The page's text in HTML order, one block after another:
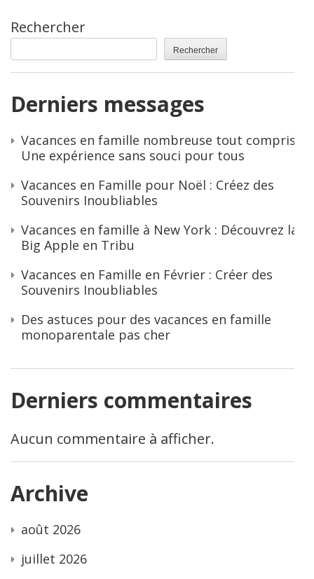
Rechercher
Rechercher
Derniers messages
Vacances en famille nombreuse tout compris :
Une expérience sans souci pour tous
Vacances en Famille pour Noël : Créez des
Souvenirs Inoubliables
Vacances en famille à New York : Découvrez la
Big Apple en Tribu
Vacances en Famille en Février : Créer des
Souvenirs Inoubliables
Des astuces pour des vacances en famille
monoparentale pas cher
Derniers commentaires
Aucun commentaire à afficher.
Archive
août 2026
juillet 2026